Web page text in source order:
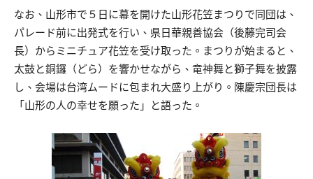
なお、山形市で５日に幕を開けた山形花笠まつりで同団は、
パレード前に出発式を行い、県日華親善協会（後藤完司会
長）からミニチュア花笠を受け取った。まつりが始まると、
太鼓と銅鑼（どら）を響かせながら、竜神舞と獅子舞を披露
し、会場は台湾ムードに包まれ大盛り上がり。陳慶宗団長は
「山形の人の幸せを願った」と語った。